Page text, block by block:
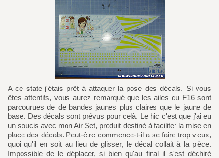
A ce state j'étais prêt à attaquer la pose des décals. Si vous
êtes attentifs, vous aurez remarqué que les ailes du F16 sont
parcourues de de bandes jaunes plus claires que le jaune de
base. Des décals sont prévus pour celà. Le hic c'est que j'ai eu
un soucis avec mon Air Set, produit destiné à faciliter la mise en
place des décals. Peut-être commence-t-il a se faire trop vieux,
quoi qu'il en soit au lieu de glisser, le décal collait à la pièce.
Impossible de le déplacer, si bien qu'au final il s'est déchiré